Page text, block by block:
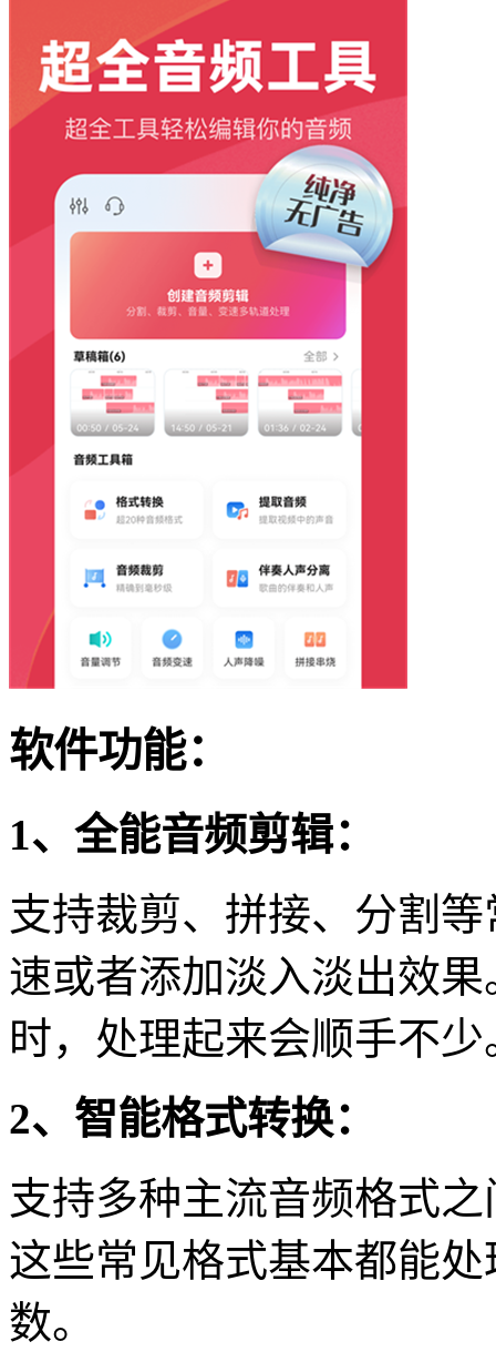
软件功能：
1、全能音频剪辑：
支持裁剪、拼接、分割
速或者添加淡入淡出效果
时，处理起来会顺手不少
2、智能格式转换：
支持多种主流音频格式
这些常见格式基本都能
数。